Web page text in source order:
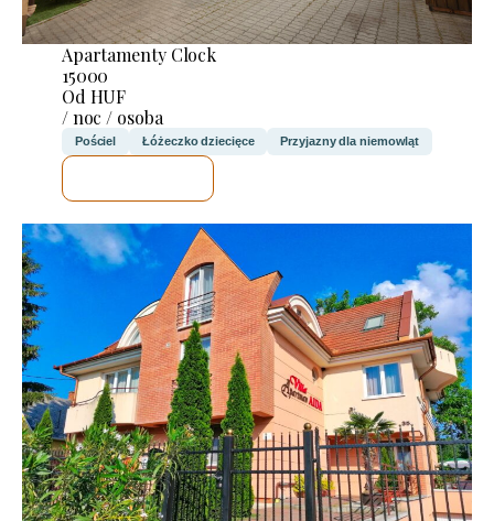
Apartamenty Clock
15000
Od HUF
/ noc / osoba
Pościel Łóżeczko dziecięce Przyjazny dla niemowląt